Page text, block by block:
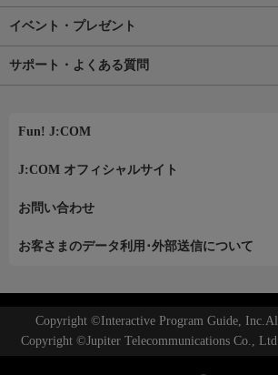
イベント・プレゼント
サポート・よくある質問
Fun! J:COM
J:COM オフィシャルサイト
お問い合わせ
お客さまのデータ利用･外部送信について
Copyright ©Interactive Program Guide,
Copyright ©Jupiter Telecommunications Co.,